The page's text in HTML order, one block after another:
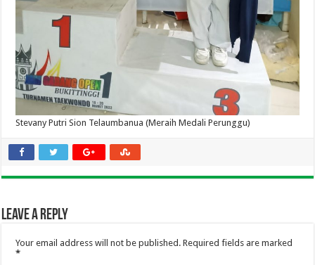
Stevany Putri Sion Telaumbanua (Meraih Medali Perunggu)
Leave a Reply
Your email address will not be published. Required fields are marked
*